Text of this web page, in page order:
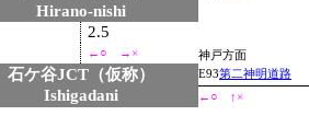
Hirano-nishi
2.5
← ○ → ×
神戸方面
石ケ谷JCT（仮称） E93第二神明道路
Ishigadani ←○ ↑ ×